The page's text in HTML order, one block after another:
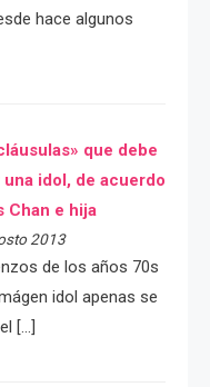
hace algunos
que debe
idol, de acuerdo
Chan e hija
2013
de los años 70s
idol apenas se
[…]